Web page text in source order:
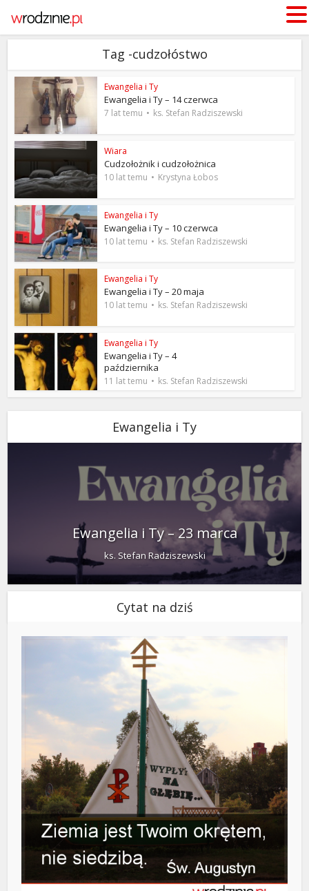
Tag -cudzołóstwo
Ewangelia i Ty
Ewangelia i Ty – 14 czerwca
7 lat temu ks. Stefan Radziszewski
Wiara
Cudzołożnik i cudzołożnica
10 lat temu Krystyna Łobos
Ewangelia i Ty
Ewangelia i Ty – 10 czerwca
10 lat temu ks. Stefan Radziszewski
Ewangelia i Ty
Ewangelia i Ty – 20 maja
10 lat temu ks. Stefan Radziszewski
Ewangelia i Ty
Ewangelia i Ty – 4
października
11 lat temu ks. Stefan Radziszewski
Ewangelia i Ty
Ewangelia i Ty – 23 marca
ks. Stefan Radziszewski
Cytat na dziś